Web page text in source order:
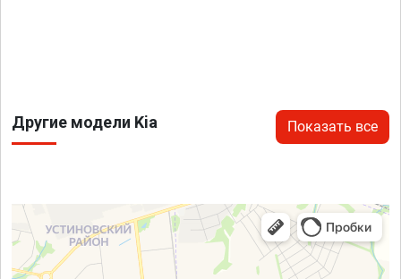
Другие модели Kia Показать все